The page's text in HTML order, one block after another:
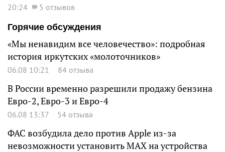
20:24
5 отзывов
Горячие обсуждения
«Мы ненавидим все человечество»: подробная
история иркутских «молоточников»
06.08 10:21 84 отзыва
В России временно разрешили продажу бензина
Евро-2, Евро-3 и Евро-4
06.08 13:37 54 отзыва
ФАС возбудила дело против Apple из-за
невозможности установить MAX на устройства